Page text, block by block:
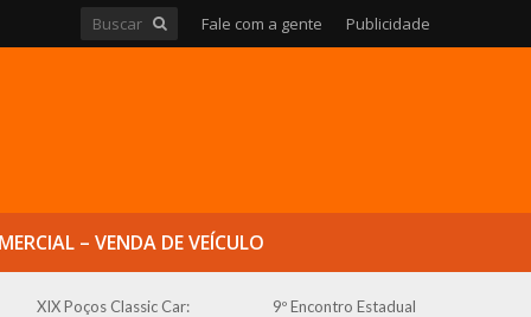
Fale com a gente Publicidade
– VENDA DE VEÍCULO
XIX Poços Classic Car:
9º Encontro Estadual